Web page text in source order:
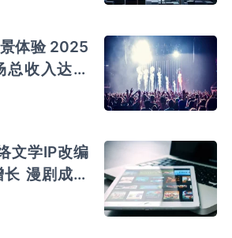
体验 2025
收入达到
文学IP改编
漫剧成为